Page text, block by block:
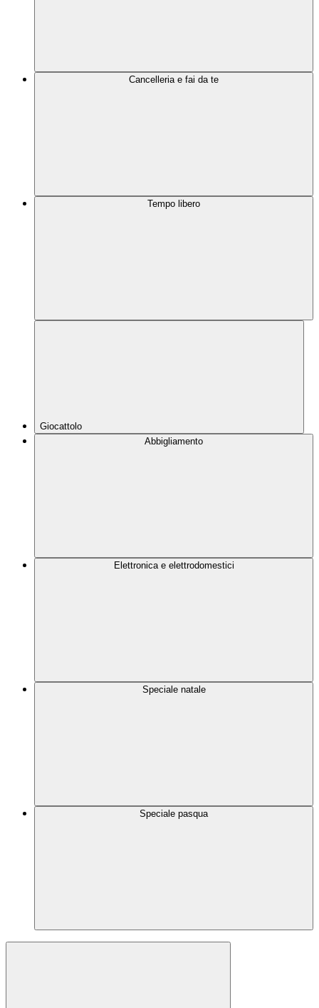
Cancelleria e fai da te
Tempo libero
Giocattolo
Abbigliamento
Elettronica e elettrodomestici
Speciale natale
Speciale pasqua